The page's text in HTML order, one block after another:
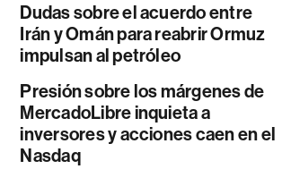
Dudas sobre el acuerdo entre
Irán y Omán para reabrir Ormuz
impulsan al petróleo
Presión sobre los márgenes de
MercadoLibre inquieta a
inversores y acciones caen en el
Nasdaq